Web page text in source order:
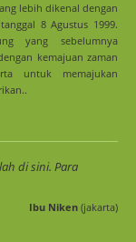
lebih dikenal dengan
8 Agustus 1999.
yang sebelumnya
kemajuan zaman
untuk memajukan
di sini. Para
Ibu Niken (jakarta)